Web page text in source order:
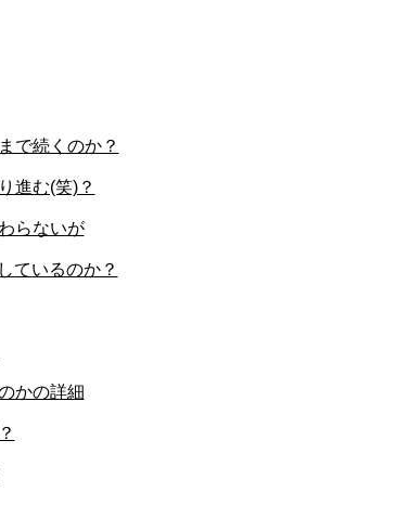
で続くのか？
進む(笑)？
らないが
ているのか？
かの詳細